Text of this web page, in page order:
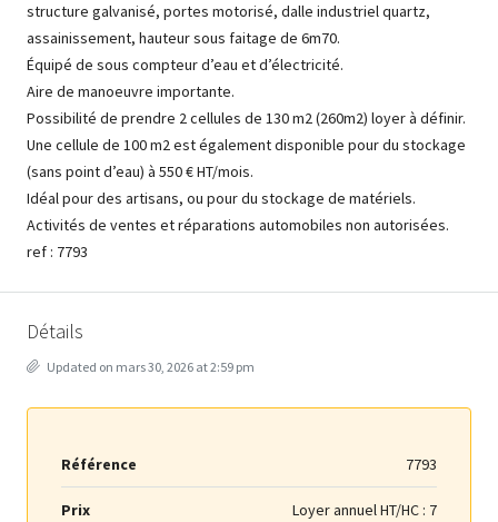
structure galvanisé, portes motorisé, dalle industriel quartz,
assainissement, hauteur sous faitage de 6m70.
Équipé de sous compteur d’eau et d’électricité.
Aire de manoeuvre importante.
Possibilité de prendre 2 cellules de 130 m2 (260m2) loyer à définir.
Une cellule de 100 m2 est également disponible pour du stockage
(sans point d’eau) à 550 € HT/mois.
Idéal pour des artisans, ou pour du stockage de matériels.
Activités de ventes et réparations automobiles non autorisées.
ref : 7793
Détails
Updated on mars 30, 2026 at 2:59 pm
Référence 7793
Prix Loyer annuel HT/HC : 7